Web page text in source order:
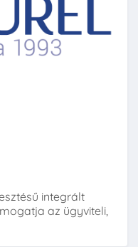
integrált
az ügyviteli,